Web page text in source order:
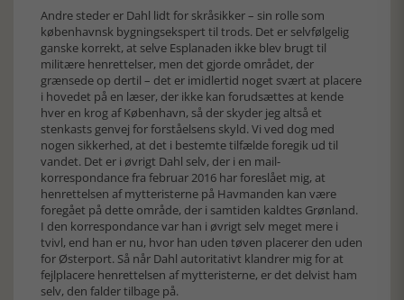
Andre steder er Dahl lidt for skråsikker – sin rolle som
københavnsk bygningsekspert til trods. Det er selvfølgelig
ganske korrekt, at selve Esplanaden ikke blev brugt til
militære henrettelser, men det gjorde området, der
grænsede op dertil – det er imidlertid noget svært at placere
i hovedet på en læser, der ikke kan forudsættes at kende
hver en krog af København, så der skyder jeg altså et
stenkasts genvej for forståelsens skyld. Vi ved dog med
nogen sikkerhed, at det i bestemte tilfælde foregik ud til
vandet. Det er i øvrigt Dahl selv, der i en mail-
korrespondance fra februar 2016 har foreslået mig, at
henrettelsen af mytteristerne på Havmanden kan være
foregået på dette område, der i samtiden kaldtes Grønland.
I den korrespondance var han i øvrigt selv meget mere i
tvivl, end han er nu, hvor han uden tøven placerer den uden
for Østerport. Så når Dahl autoritativt klandrer mig for at
fejlplacere henrettelsen af mytteristerne, er det delvist ham
selv, den falder tilbage på.